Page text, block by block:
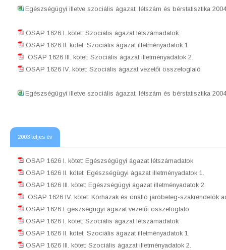
Egészségügyi illetve szociális ágazat, létszám és bérstatisztika
OSAP 1626 I. kötet: Szociális ágazat létszámadatok
OSAP 1626 II. kötet: Szociális ágazat illetményadatok 1.
OSAP 1626 III. kötet: Szociális ágazat illetményadatok 2.
OSAP 1626 IV. kötet: Szociális ágazat vezetői összefoglaló
Egészségügyi illetve szociális ágazat, létszám és bérstatisztika
2003 teljes év
OSAP 1626 I. kötet: Egészségügyi ágazat létszámadatok
OSAP 1626 II. kötet: Egészségügyi ágazat illetményadatok 1.
OSAP 1626 III. kötet: Egészségügyi ágazat illetményadatok 2.
OSAP 1626 IV. kötet: Kórházak és önálló járóbeteg-szakrendelõk
OSAP 1626 Egészségügyi ágazat vezetői összefoglaló
OSAP 1626 I. kötet: Szociális ágazat létszámadatok
OSAP 1626 II. kötet: Szociális ágazat illetményadatok 1.
OSAP 1626 III. kötet: Szociális ágazat illetményadatok 2.